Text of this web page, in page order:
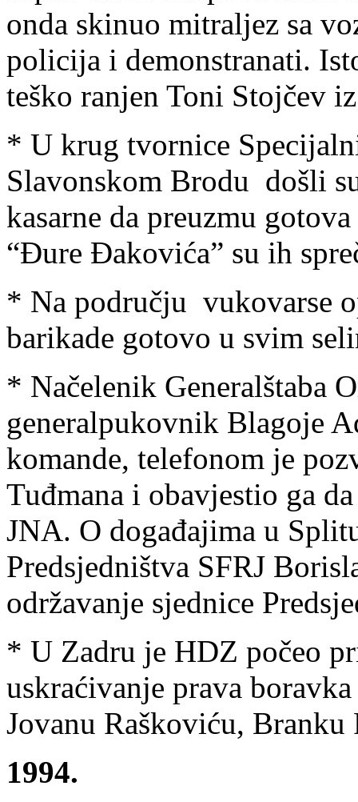
onda skinuo mitraljez sa
policija i demonstranati.
teško ranjen Toni Stojčev
* U krug tvornice
Slavonskom Brodu došli
kasarne da preuzmu
“Đure Đakovića” su ih
* Na području vukovarse
barikade gotovo u svim
* Načelenik Generalštaba
generalpukovnik Blagoje
komande, telefonom je
Tuđmana i obavjestio ga
JNA. O događajima u
Predsjedništva SFRJ
održavanje sjednice
* U Zadru je HDZ počeo
uskraćivanje prava
Jovanu Raškoviću,
1994.